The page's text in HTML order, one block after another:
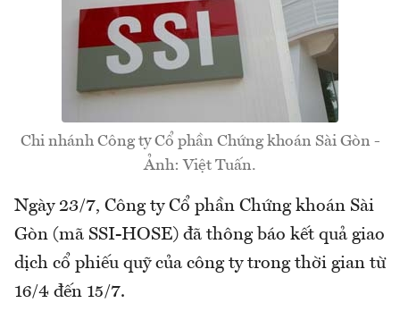
Chi nhánh Công ty Cổ phần Chứng khoán Sài Gòn -
Ảnh: Việt Tuấn.
Ngày 23/7, Công ty Cổ phần Chứng khoán Sài
Gòn (mã SSI-HOSE) đã thông báo kết quả giao
dịch cổ phiếu quỹ của công ty trong thời gian từ
16/4 đến 15/7.